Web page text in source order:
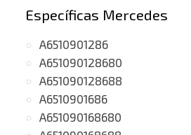
Específicas Mercedes
A6510901286
A651090128680
A651090128688
A6510901686
A651090168680